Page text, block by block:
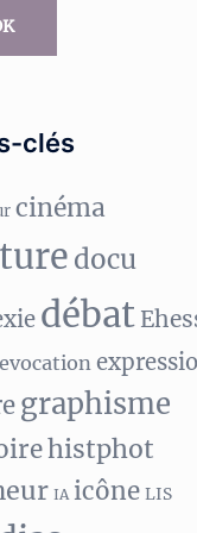
clés
cinéma
docu
débat
evocation
graphisme
histphot
IA icône LIS